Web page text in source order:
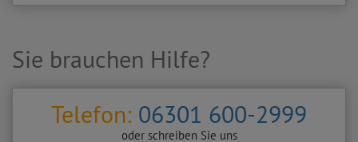
Sie brauchen Hilfe?
Telefon: 06301 600-2999
oder schreiben Sie uns